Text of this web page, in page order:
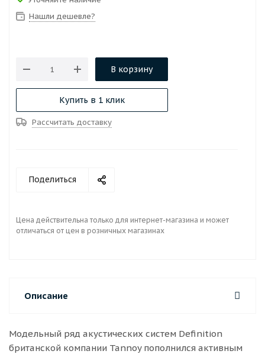
Нашли дешевле?
В корзину
Купить в 1 клик
Рассчитать доставку
Поделиться
Цена действительна только для интернет-магазина и может
отличаться от цен в розничных магазинах
Описание
Модельный ряд акустических систем Definition
британской компании Tannoy пополнился активным